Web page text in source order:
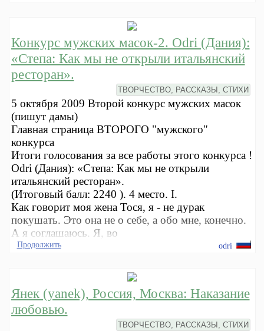
Конкурс мужских масок-2. Odri (Дания):
«Степа: Как мы не открыли итальянский
ресторан».
ТВОРЧЕСТВО, РАССКАЗЫ, СТИХИ
5 октября 2009 Второй конкурс мужских масок
(пишут дамы)
Главная страница ВТОРОГО "мужского"
конкурса
Итоги голосования за все работы этого конкурса !
Odri (Дания): «Степа: Как мы не открыли
итальянский ресторан».
(Итоговый балл: 2240 ). 4 место. I.
Как говорит моя жена Тося, я - не дурак
покушать. Это она не о себе, а обо мне, конечно.
А я соглашаюсь. Я, во
Продолжить odri
Янек (yanek), Россия, Москва: Наказание
любовью.
ТВОРЧЕСТВО, РАССКАЗЫ, СТИХИ